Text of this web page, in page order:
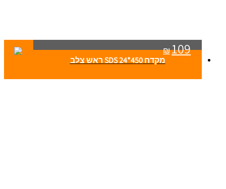
₪109
מקדח SDS 24*450 ראש צלב